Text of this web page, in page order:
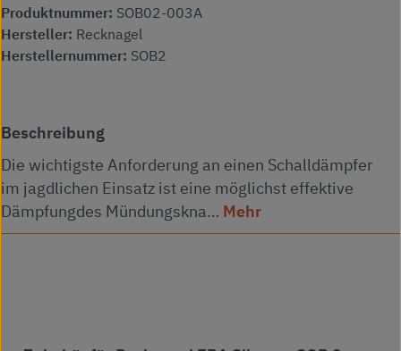
Produktnummer: SOB02-003A
Hersteller: Recknagel
Herstellernummer: SOB2
Beschreibung
Die wichtigste Anforderung an einen Schalldämpfer
im jagdlichen Einsatz ist eine möglichst effektive
Dämpfungdes Mündungskna… Mehr